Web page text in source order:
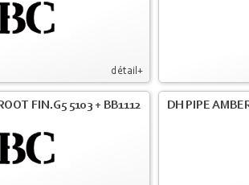
détail+
FIN.G5 5103 + BB1112 DH PIPE